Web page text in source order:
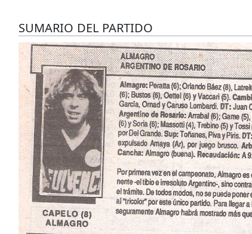
SUMARIO DEL PARTIDO